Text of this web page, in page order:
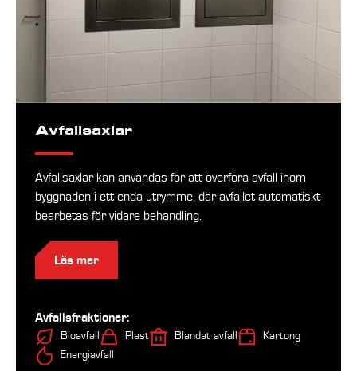
Avfallsaxlar
Avfallsaxlar kan användas för att överföra avfall inom
byggnaden i ett enda utrymme, där avfallet automatiskt
bearbetas för vidare behandling.
Läs mer
Avfallsfraktioner:
Bioavfall Plast Blandat avfall
Kartong
Energiavfall